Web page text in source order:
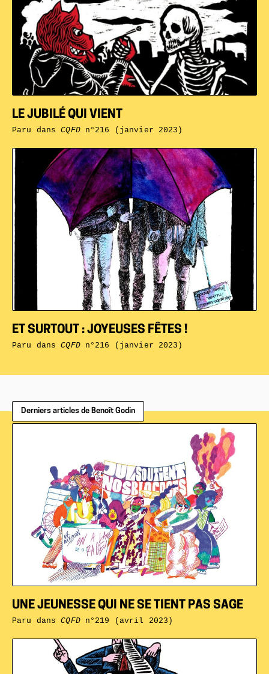
ET SURTOUT : JOYEUSES FÊTES !
Paru dansCQFDn°216 (janvier 2023)
LE JUBILÉ QUI VIENT
Paru dansCQFDn°216 (janvier 2023)
Derniers articles de Benoît Godin
UNE JEUNESSE QUI NE SE TIENT PAS SAGE
Paru dansCQFDn°219 (avril 2023)